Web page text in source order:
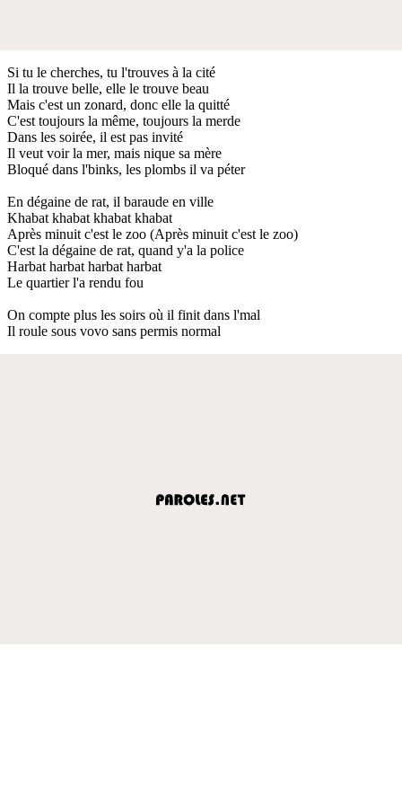
Si tu le cherches, tu l'trouves à la cité
Il la trouve belle, elle le trouve beau
Mais c'est un zonard, donc elle la quitté
C'est toujours la même, toujours la merde
Dans les soirée, il est pas invité
Il veut voir la mer, mais nique sa mère
Bloqué dans l'binks, les plombs il va péter
En dégaine de rat, il baraude en ville
Khabat khabat khabat khabat
Après minuit c'est le zoo (Après minuit c'est le zoo)
C'est la dégaine de rat, quand y'a la police
Harbat harbat harbat harbat
Le quartier l'a rendu fou
On compte plus les soirs où il finit dans l'mal
Il roule sous vovo sans permis normal